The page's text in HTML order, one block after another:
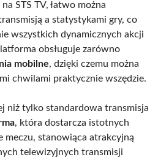
STS TV, łatwo można
a statystykami gry, co
wszystkich dynamicznych akcji
obsługuje zarówno
mobilne, dzięki czemu można
chwilami praktycznie wszędzie.
niż tylko standardowa transmisja
, która dostarcza istotnych
meczu, stanowiąca atrakcyjną
telewizyjnych transmisji